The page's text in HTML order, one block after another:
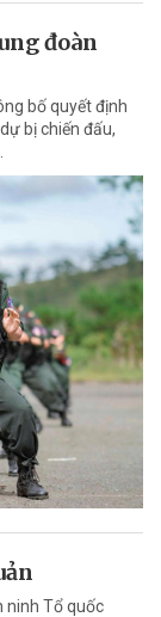
đoàn
bố quyết định
bị chiến đấu,
ninh Tổ quốc